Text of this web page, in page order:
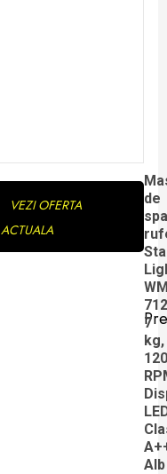
VEZI OFERTA
ACTUALA
de
7
kg,
Alb